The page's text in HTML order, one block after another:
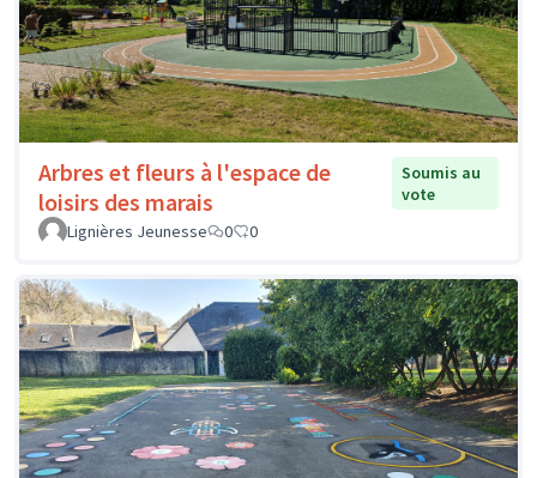
Arbres et fleurs à l'espace de
loisirs des marais
Soumis au
vote
Lignières Jeunesse
0 0